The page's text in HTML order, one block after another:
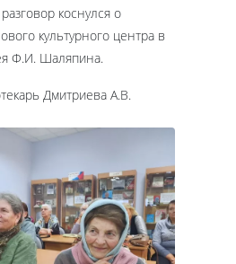
коснулся о
культурного центра в
Ф.И. Шаляпина.
Дмитриева А.В.